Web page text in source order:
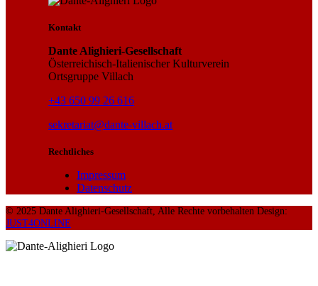
Kontakt
Dante Alighieri-Gesellschaft
Österreichisch-Italienischer Kulturverein
Ortsgruppe Villach
+43 650 99 26 616
sekretariat@dante-villach.at
Rechtliches
Impressum
Datenschutz
© 2025 Dante Alighieri-Gesellschaft, Alle Rechte vorbehalten Design:
JUST4ONLINE